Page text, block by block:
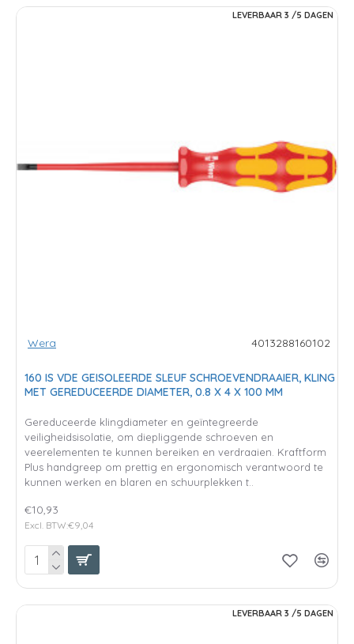
LEVERBAAR 3 /5 DAGEN
Wera 4013288160102
160 IS VDE GEISOLEERDE SLEUF SCHROEVENDRAAIER, KLING
MET GEREDUCEERDE DIAMETER, 0.8 X 4 X 100 MM
Gereduceerde klingdiameter en geïntegreerde
veiligheidsisolatie, om diepliggende schroeven en
veerelementen te kunnen bereiken en verdraaien. Kraftform
Plus handgreep om prettig en ergonomisch verantwoord te
kunnen werken en blaren en schuurplekken t..
€10,93
Excl. BTW:€9,04
LEVERBAAR 3 /5 DAGEN